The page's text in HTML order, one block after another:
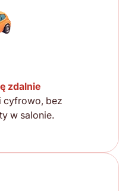
zdalnie
cyfrowo, bez
w salonie.